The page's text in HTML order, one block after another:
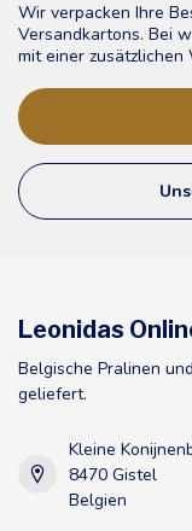
Wir verpacken Ihre
Versandkartons. Bei
mit einer zusätzlichen
Leonidas
Belgische Pralinen
geliefert.
Kleine
8470 Gistel
Belgien